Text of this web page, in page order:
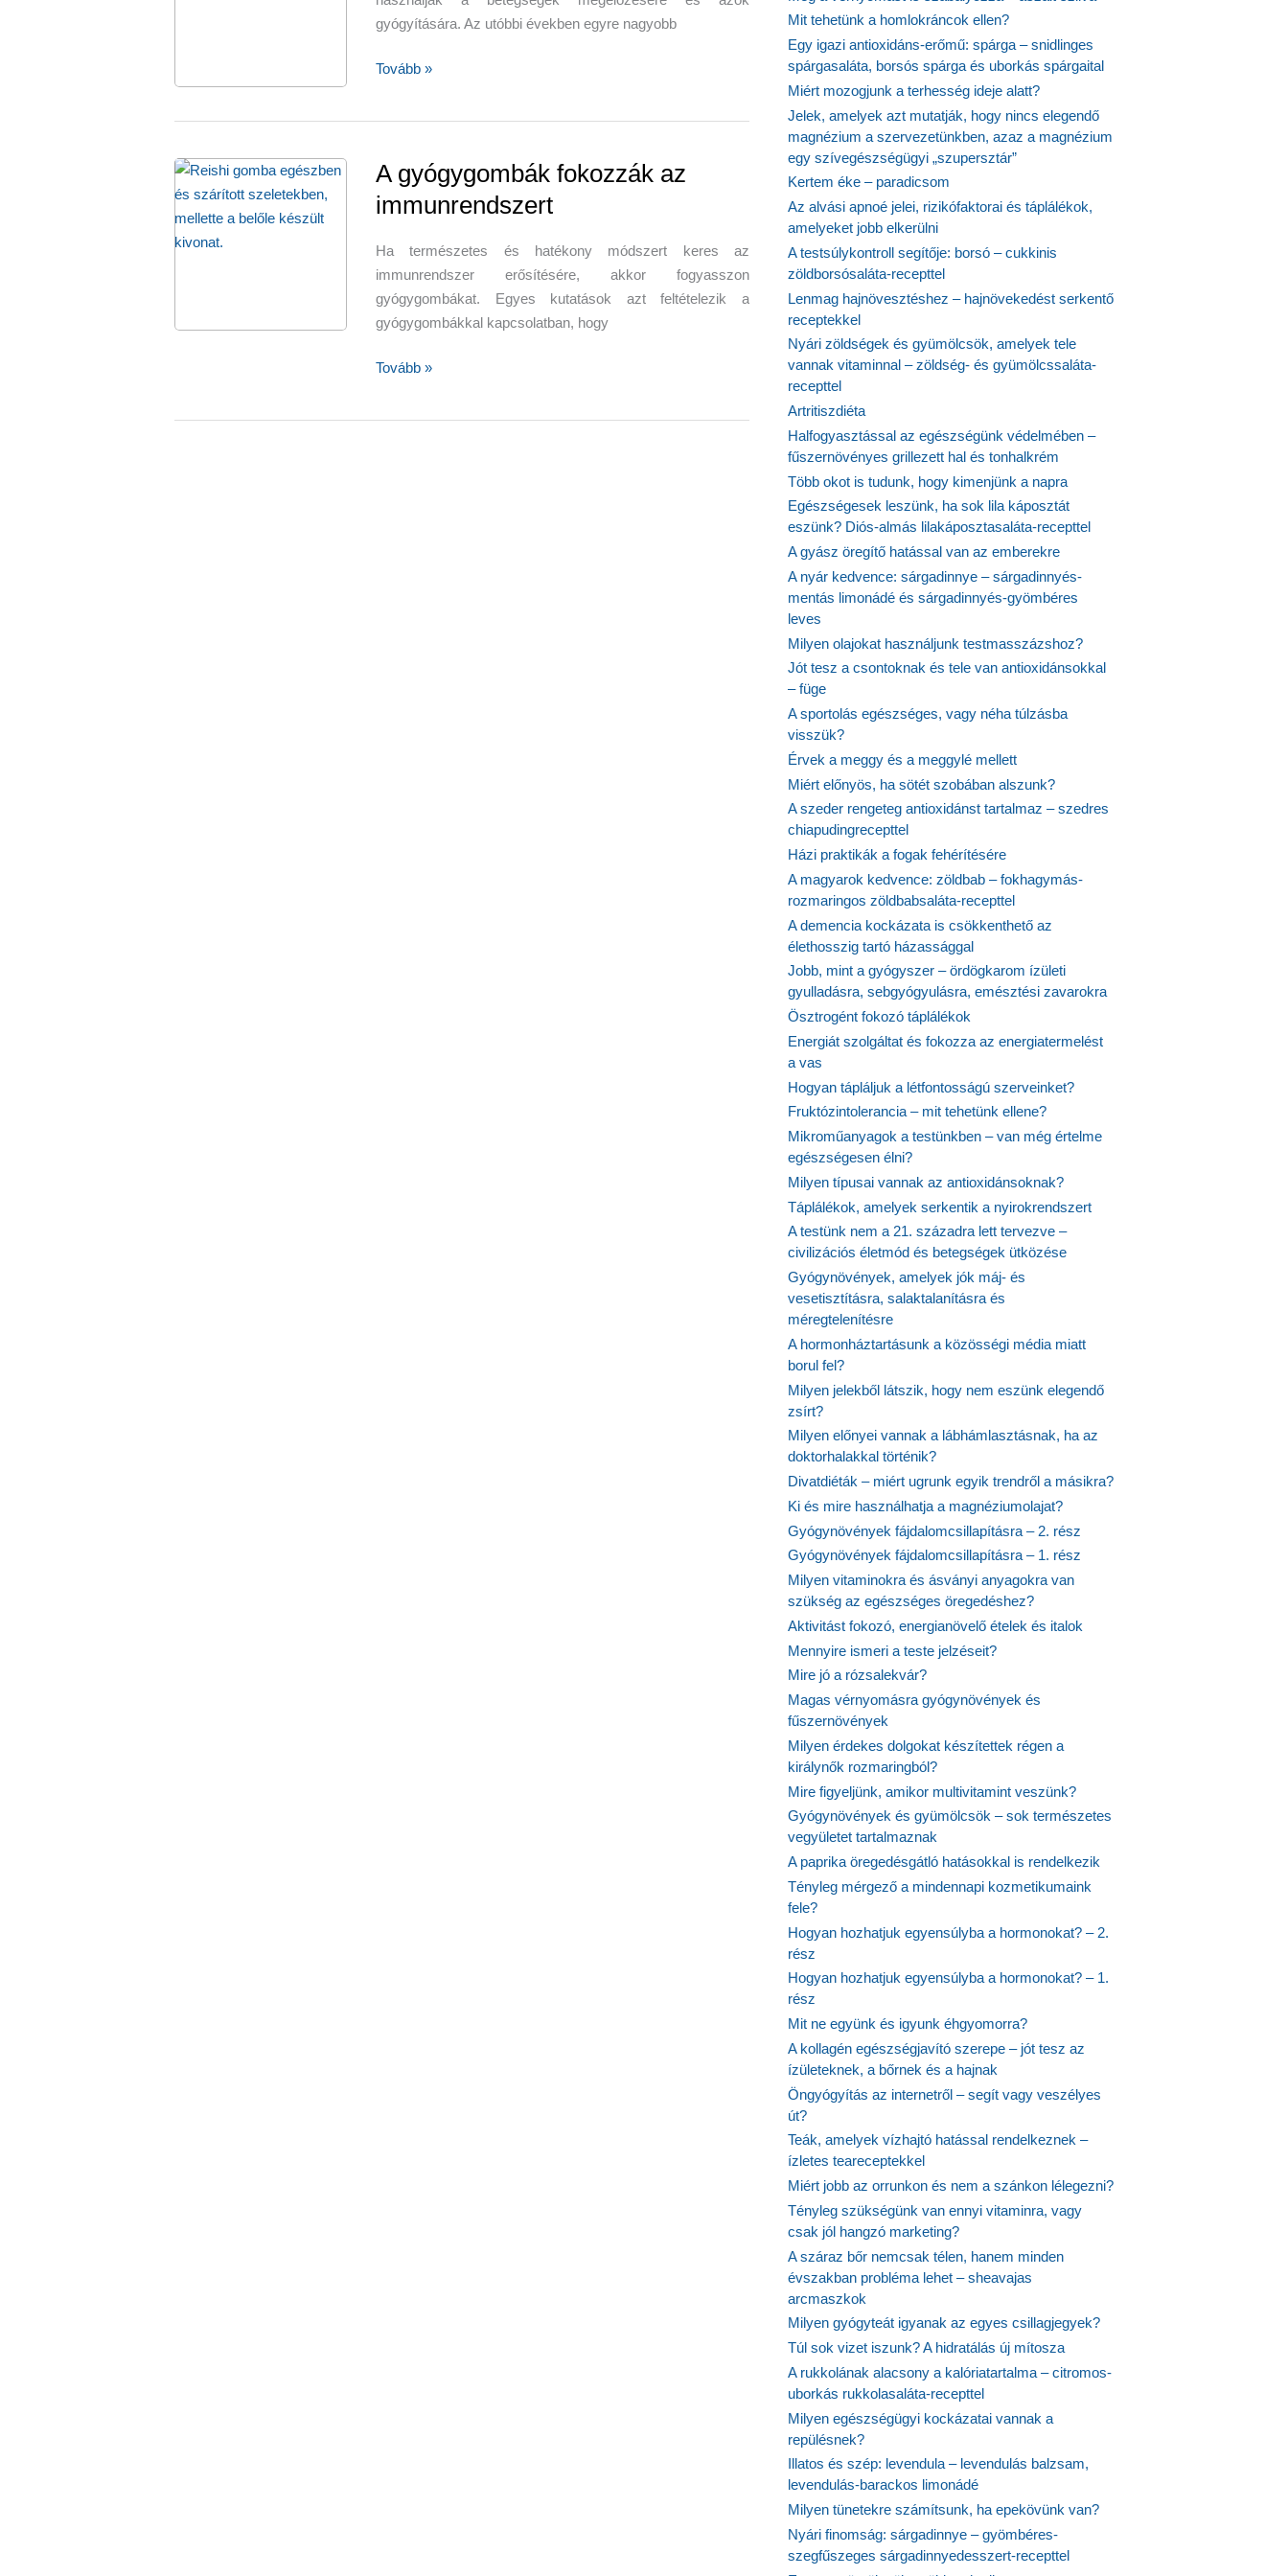
kognitív
gombák
gyógyítására. Az utóbbi években egyre nagyobb
A
Tovább »
A gyógygombák fokozzák az
immunrendszert
Ha természetes és hatékony módszert keres az
immunrendszer erősítésére, akkor fogyasszon
gyógygombákat. Egyes kutatások azt feltételezik a
gyógygombákkal kapcsolatban, hogy
A
Tovább »
Mit tehetünk a homlokráncok ellen?
Egy igazi antioxidáns-erőmű: spárga – snidlinges
spárgasaláta, borsós spárga és uborkás spárgaital
Miért mozogjunk a terhesség ideje alatt?
Jelek, amelyek azt mutatják, hogy nincs elegendő
magnézium a szervezetünkben, azaz a magnézium
egy szívegészségügyi „szupersztár”
Kertem éke – paradicsom
Az alvási apnoé jelei, rizikófaktorai és táplálékok,
amelyeket jobb elkerülni
A testsúlykontroll segítője: borsó – cukkinis
zöldborsósaláta-recepttel
Lenmag hajnövesztéshez – hajnövekedést serkentő
receptekkel
Nyári zöldségek és gyümölcsök, amelyek tele
vannak vitaminnal – zöldség- és gyümölcssaláta-
recepttel
Artritiszdiéta
Halfogyasztással az egészségünk védelmében –
fűszernövényes grillezett hal és tonhalkrém
Több okot is tudunk, hogy kimenjünk a napra
Egészségesek leszünk, ha sok lila káposztát
eszünk? Diós-almás lilakáposztasaláta-recepttel
A gyász öregítő hatással van az emberekre
A nyár kedvence: sárgadinnye – sárgadinnyés-
mentás limonádé és sárgadinnyés-gyömbéres
leves
Milyen olajokat használjunk testmasszázshoz?
Jót tesz a csontoknak és tele van antioxidánsokkal
– füge
A sportolás egészséges, vagy néha túlzásba
visszük?
Érvek a meggy és a meggylé mellett
Miért előnyös, ha sötét szobában alszunk?
A szeder rengeteg antioxidánst tartalmaz – szedres
chiapudingrecepttel
Házi praktikák a fogak fehérítésére
A magyarok kedvence: zöldbab – fokhagymás-
rozmaringos zöldbabsaláta-recepttel
A demencia kockázata is csökkenthető az
élethosszig tartó házassággal
Jobb, mint a gyógyszer – ördögkarom ízületi
gyulladásra, sebgyógyulásra, emésztési zavarokra
Ösztrogént fokozó táplálékok
Energiát szolgáltat és fokozza az energiatermelést
a vas
Hogyan tápláljuk a létfontosságú szerveinket?
Fruktózintolerancia – mit tehetünk ellene?
Mikroműanyagok a testünkben – van még értelme
egészségesen élni?
Milyen típusai vannak az antioxidánsoknak?
Táplálékok, amelyek serkentik a nyirokrendszert
A testünk nem a 21. századra lett tervezve –
civilizációs életmód és betegségek ütközése
Gyógynövények, amelyek jók máj- és
vesetisztításra, salaktalanításra és
méregtelenítésre
A hormonháztartásunk a közösségi média miatt
borul fel?
Milyen jelekből látszik, hogy nem eszünk elegendő
zsírt?
Milyen előnyei vannak a lábhámlasztásnak, ha az
doktorhalakkal történik?
Divatdiéták – miért ugrunk egyik trendről a másikra?
Ki és mire használhatja a magnéziumolajat?
Gyógynövények fájdalomcsillapításra – 2. rész
Gyógynövények fájdalomcsillapításra – 1. rész
Milyen vitaminokra és ásványi anyagokra van
szükség az egészséges öregedéshez?
Aktivitást fokozó, energianövelő ételek és italok
Mennyire ismeri a teste jelzéseit?
Mire jó a rózsalekvár?
Magas vérnyomásra gyógynövények és
fűszernövények
Milyen érdekes dolgokat készítettek régen a
királynők rozmaringból?
Mire figyeljünk, amikor multivitamint veszünk?
Gyógynövények és gyümölcsök – sok természetes
vegyületet tartalmaznak
A paprika öregedésgátló hatásokkal is rendelkezik
Tényleg mérgező a mindennapi kozmetikumaink
fele?
Hogyan hozhatjuk egyensúlyba a hormonokat? – 2.
rész
Hogyan hozhatjuk egyensúlyba a hormonokat? – 1.
rész
Mit ne együnk és igyunk éhgyomorra?
A kollagén egészségjavító szerepe – jót tesz az
ízületeknek, a bőrnek és a hajnak
Öngyógyítás az internetről – segít vagy veszélyes
út?
Teák, amelyek vízhajtó hatással rendelkeznek –
ízletes teareceptekkel
Miért jobb az orrunkon és nem a szánkon lélegezni?
Tényleg szükségünk van ennyi vitaminra, vagy
csak jól hangzó marketing?
A száraz bőr nemcsak télen, hanem minden
évszakban probléma lehet – sheavajas
arcmaszkok
Milyen gyógyteát igyanak az egyes csillagjegyek?
Túl sok vizet iszunk? A hidratálás új mítosza
A rukkolának alacsony a kalóriatartalma – citromos-
uborkás rukkolasaláta-recepttel
Milyen egészségügyi kockázatai vannak a
repülésnek?
Illatos és szép: levendula – levendulás balzsam,
levendulás-barackos limonádé
Milyen tünetekre számítsunk, ha epekövünk van?
Nyári finomság: sárgadinnye – gyömbéres-
szegfűszeges sárgadinnyedesszert-recepttel